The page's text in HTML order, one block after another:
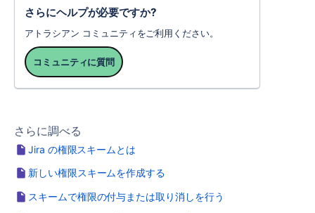
さらにヘルプが必要ですか?
アトラシアン コミュニティをご利用ください。
コミュニティに質問
さらに調べる
Jira の権限スキームとは
新しい権限スキームを作成する
スキームで権限の付与または取り消しを行う